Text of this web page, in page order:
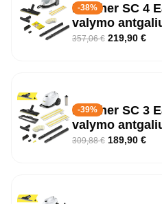
-38%
Kärcher SC 4
valymo
357,06€ 219,90 €
-39%
Kärcher SC 3
valymo
309,88€ 189,90 €